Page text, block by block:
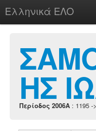
Ελληνικά ΕΛΟ
chesstu.be @ discord
LoginΗΣ
Περίοδος 2006A : 1195 -